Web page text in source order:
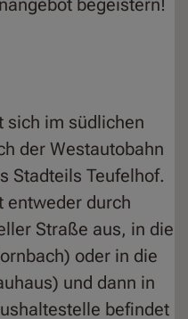
begeistern!
sich im südlichen
der Westautobahn
Stadteils Teufelhof.
entweder durch
Straße aus, in die
oder in die
und dann in
befindet